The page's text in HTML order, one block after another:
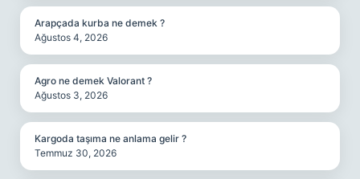
Arapçada kurba ne demek ?
Ağustos 4, 2026
Agro ne demek Valorant ?
Ağustos 3, 2026
Kargoda taşıma ne anlama gelir ?
Temmuz 30, 2026